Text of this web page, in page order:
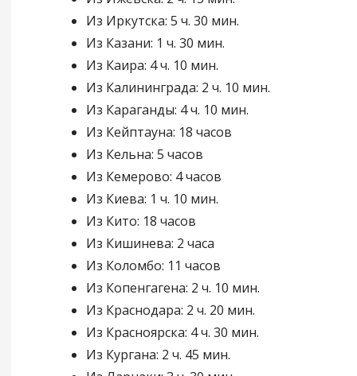
Из Иркутска: 5 ч. 30 мин.
Из Казани: 1 ч. 30 мин.
Из Каира: 4 ч. 10 мин.
Из Калининграда: 2 ч. 10 мин.
Из Караганды: 4 ч. 10 мин.
Из Кейптауна: 18 часов
Из Кельна: 5 часов
Из Кемерово: 4 часов
Из Киева: 1 ч. 10 мин.
Из Кито: 18 часов
Из Кишинева: 2 часа
Из Коломбо: 11 часов
Из Копенгагена: 2 ч. 10 мин.
Из Краснодара: 2 ч. 20 мин.
Из Красноярска: 4 ч. 30 мин.
Из Кургана: 2 ч. 45 мин.